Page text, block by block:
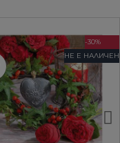
-30%
НЕ Е НАЛИЧЕН